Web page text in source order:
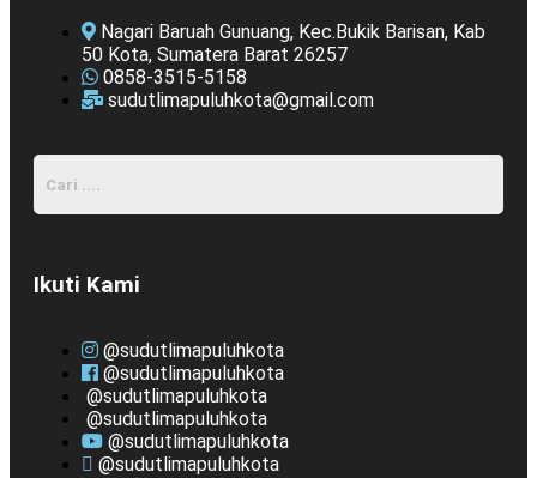
Nagari Baruah Gunuang, Kec.Bukik Barisan, Kab
50 Kota, Sumatera Barat 26257
0858-3515-5158
sudutlimapuluhkota@gmail.com
Ikuti Kami
@sudutlimapuluhkota
@sudutlimapuluhkota
@sudutlimapuluhkota
@sudutlimapuluhkota
@sudutlimapuluhkota
@sudutlimapuluhkota